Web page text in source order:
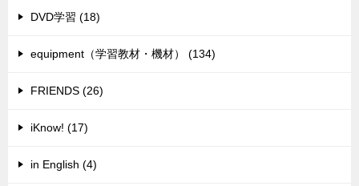
DVD学習 (18)
equipment（学習教材・機材） (134)
FRIENDS (26)
iKnow! (17)
in English (4)